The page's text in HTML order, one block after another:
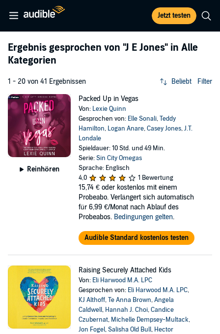
Jetzt testen
Ergebnis gesprochen von "J E Jones" in Alle
Kategorien
1 - 20 von 41 Ergebnissen Beliebt Filter
Reinhören
Packed Up in Vegas
Von: Lexie Quinn
Gesprochen von: Elle Sonali,Teddy
Hamilton, Logan Anare,Casey Jones,J.T.
Londale
Spieldauer: 10 Std. und 49 Min.
Serie:Sin City Omegas
Sprache: Englisch
4,0
1 Bewertung
15,74 € oder kostenlos mit einem
Probeabo. Verlängert sich automatisch
für 6,99 €/Monat nach Ablauf des
Probeabos. Bedingungen gelten.
Audible Standard kostenlos testen
Raising Securely Attached Kids
Von: Eli Harwood M.A. LPC
Gesprochen von: Eli Harwood M.A. LPC,
KJ Althoff,Te Anna Brown,Angela
Caldwell, Hannah J. Choi,Candice
Czubernat, Michelle Dempsey-Multack,
Jon Fogel,Salisha Old Bull, Hector